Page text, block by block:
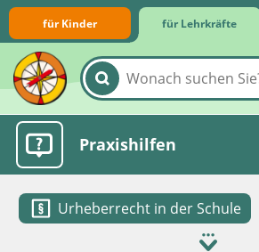
für Kinder für Lehrkräfte
Lernmodule
Unterrichts­materialien
Internet-ABC-Schule
Praxishilfen
Urheberrecht in der Schule